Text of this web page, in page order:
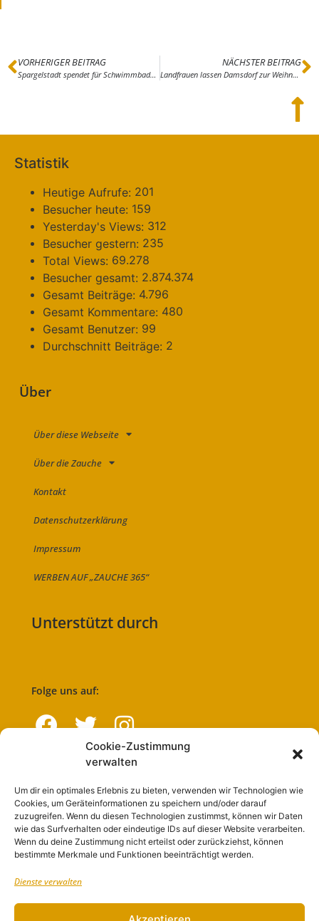
Cookie-Zustimmung
verwalten
Um dir ein optimales Erlebnis zu bieten, verwenden wir Technologien wie
Cookies, um Geräteinformationen zu speichern und/oder darauf
zuzugreifen. Wenn du diesen Technologien zustimmst, können wir Daten
wie das Surfverhalten oder eindeutige IDs auf dieser Website verarbeiten.
Wenn du deine Zustimmung nicht erteilst oder zurückziehst, können
bestimmte Merkmale und Funktionen beeinträchtigt werden.
Dienste verwalten
VORHERIGER BEITRAG
Spargelstadt spendet für Schwimmbadaufbau im Flutgebiet
NÄCHSTER BEITRAG
Landfrauen lassen Damsdorf zur Weihnachtszeit leuchten
Statistik
Heutige Aufrufe: 201
Besucher heute: 159
Yesterday's Views: 312
Besucher gestern: 235
Total Views: 69.278
Besucher gesamt: 2.874.374
Gesamt Beiträge: 4.796
Gesamt Kommentare: 480
Gesamt Benutzer: 99
Durchschnitt Beiträge: 2
Über
Über diese Webseite
Über die Zauche
Kontakt
Datenschutzerklärung
Impressum
WERBEN AUF „ZAUCHE 365“
Unterstützt durch
Folge uns auf:
Navigation
Start
Nutzungsbedingungen
Abo
Artikel einreichen